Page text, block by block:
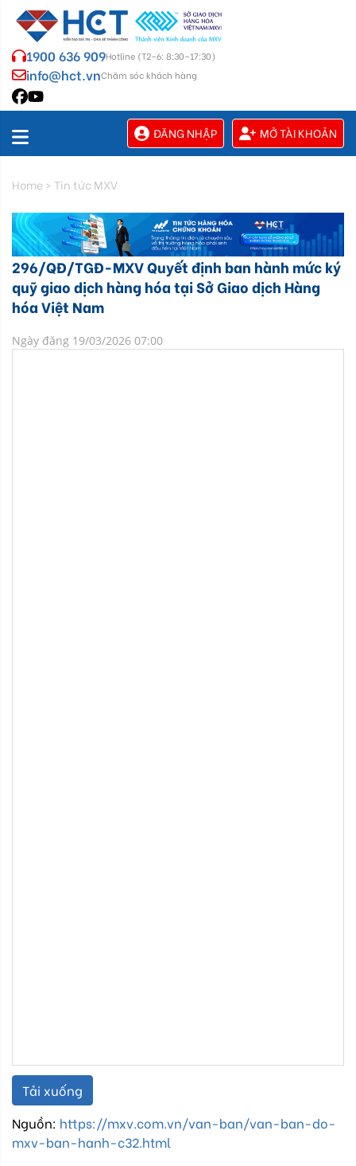
1900 636 909Hotline (T2–6: 8:30–17:30)
info@hct.vnChăm sóc khách hàng
ĐĂNG NHẬP MỞ TÀI KHOẢN
Home > Tin tức MXV
296/QĐ/TGĐ-MXV Quyết định ban hành mức ký
quỹ giao dịch hàng hóa tại Sở Giao dịch Hàng
hóa Việt Nam
Ngày đăng 19/03/2026 07:00
Tải xuống
Nguồn: https://mxv.com.vn/van-ban/van-ban-do-
mxv-ban-hanh-c32.html